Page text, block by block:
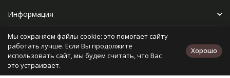
Информация
Прочее
Политика персональных данных
Мы сохраняем файлы cookie: это помогает сайту
работать лучше. Если Вы продолжите
использовать сайт, мы будем считать, что Вас
это устраивает.
Хорошо